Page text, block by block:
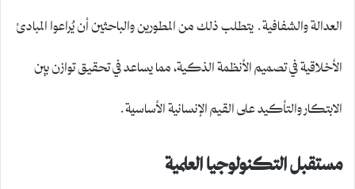
العدالة والشفافية. يتطلب ذلك من المطورين والباحثين أن يُراعوا المبادئ
الأخلاقية في تصميم الأنظمة الذكية، مما يساعد في تحقيق توازن بين
الابتكار والتأكيد على القيم الإنسانية الأساسية.
مستقبل التكنولوجيا العلمية